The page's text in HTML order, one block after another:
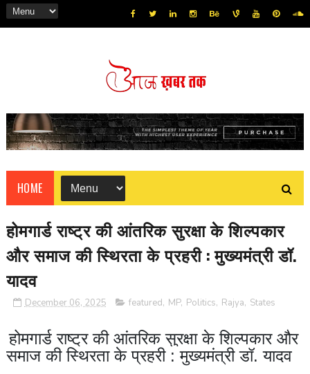
HOME
होमगार्ड राष्ट्र की आंतरिक सुरक्षा के शिल्पकार
और समाज की स्थिरता के प्रहरी : मुख्यमंत्री डॉ.
यादव
December 06, 2025 featured, MP, Politics, Rajya, States
होमगार्ड राष्ट्र की आंतरिक सुरक्षा के शिल्पकार और
समाज की स्थिरता के प्रहरी : मुख्यमंत्री डॉ. यादव